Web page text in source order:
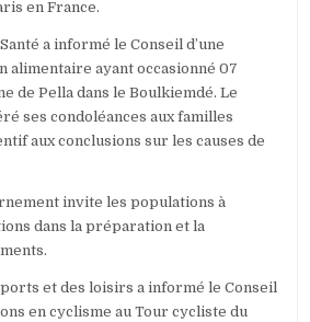
en France.
a informé le Conseil d’une
alimentaire ayant occasionné 07
de Pella dans le Boulkiemdé. Le
ses condoléances aux familles
aux conclusions sur les causes de
invite les populations à
dans la préparation et la
et des loisirs a informé le Conseil
en cyclisme au Tour cycliste du